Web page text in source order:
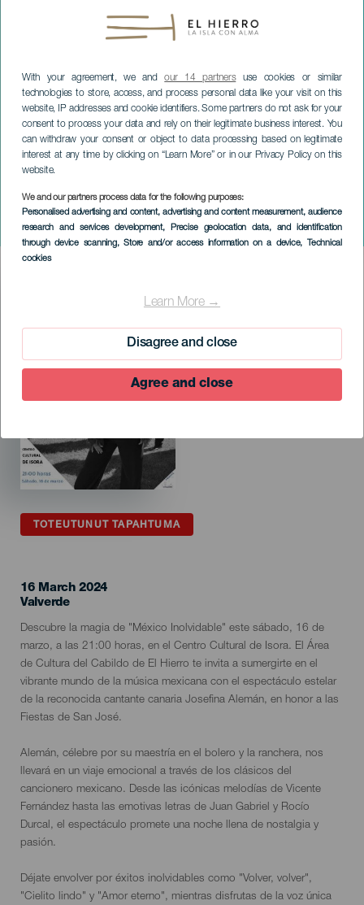
With your agreement, we andour 14 partnersuse cookies or similar
technologies to store, access, and process personal data like your visit on this
website, IP addresses and cookie identifiers. Some partners do not ask for your
consent to process your data and rely on their legitimate business interest. You
can withdraw your consent or object to data processing based on legitimate
interest at any time by clicking on “Learn More” or in our Privacy Policy on this
website.
We and our partners process data for the following purposes:
Personalised advertising and content, advertising and content measurement, audience
research and services development, Precise geolocation data, and identification
through device scanning, Store and/or access information on a device, Technical
cookies
Learn More →
Disagree and close
Agree and close
Concierto de Josefina
Alemán
TOTEUTUNUT TAPAHTUMA
16 March 2024
Localidad
Valverde
Descripción
del
evento
Descubre la magia de "México Inolvidable" este sábado, 16 de
marzo, a las 21:00 horas, en el Centro Cultural de Isora. El Área
de Cultura del Cabildo de El Hierro te invita a sumergirte en el
vibrante mundo de la música mexicana con el espectáculo estelar
de la reconocida cantante canaria Josefina Alemán, en honor a las
Fiestas de San José.
Alemán, célebre por su maestría en el bolero y la ranchera, nos
llevará en un viaje emocional a través de los clásicos del
cancionero mexicano. Desde las icónicas melodías de Vicente
Fernández hasta las emotivas letras de Juan Gabriel y Rocío
Durcal, el espectáculo promete una noche llena de nostalgia y
pasión.
Déjate envolver por éxitos inolvidables como "Volver, volver",
"Cielito lindo" y "Amor eterno", mientras disfrutas de la voz única